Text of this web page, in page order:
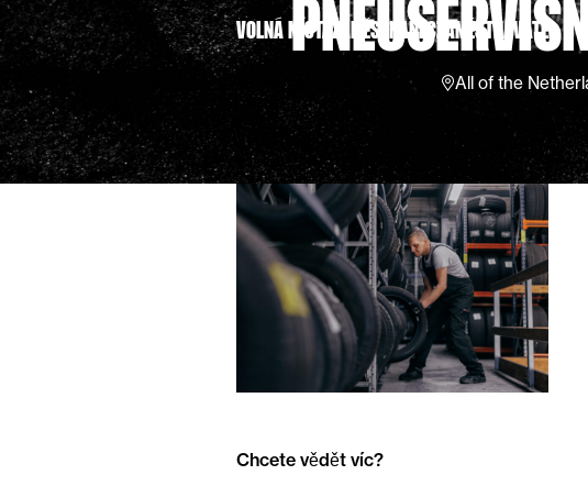
VOLNÁ MÍSTA ZAMĚSTNANECZAMĚSTNAVATEL
All of the
Chcete vědět víc?